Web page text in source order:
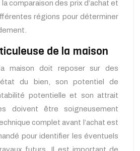
comparaison des prix d’achat et
régions pour déterminer
de la maison
maison doit reposer sur des
du bien, son potentiel de
potentielle et son attrait
doivent être soigneusement
complet avant l’achat est
pour identifier les éventuels